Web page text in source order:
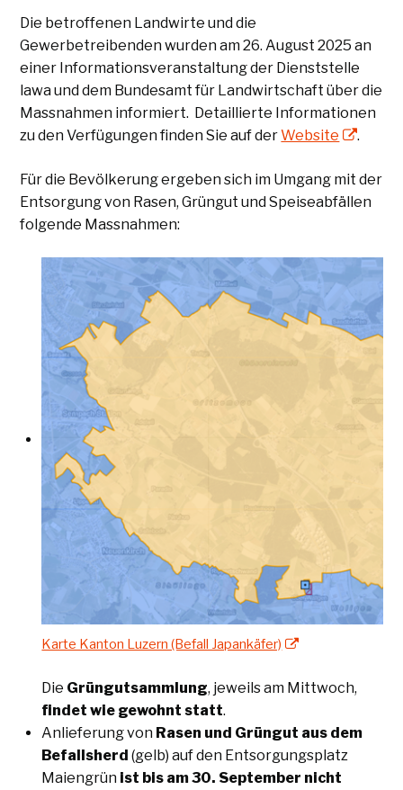
Die betroffenen Landwirte und die
Gewerbetreibenden wurden am 26. August 2025 an
einer Informationsveranstaltung der Dienststelle
lawa und dem Bundesamt für Landwirtschaft über die
Massnahmen informiert. Detaillierte Informationen
zu den Verfügungen finden Sie auf derWebsite .
Für die Bevölkerung ergeben sich im Umgang mit der
Entsorgung von Rasen, Grüngut und Speiseabfällen
folgende Massnahmen:
Karte Kanton Luzern (Befall Japankäfer)
Die Grüngutsammlung, jeweils am Mittwoch,
findet wie gewohnt statt.
Anlieferung von Rasen und Grüngut aus dem
Befallsherd (gelb) auf den Entsorgungsplatz
Maiengrün ist bis am 30. September nicht